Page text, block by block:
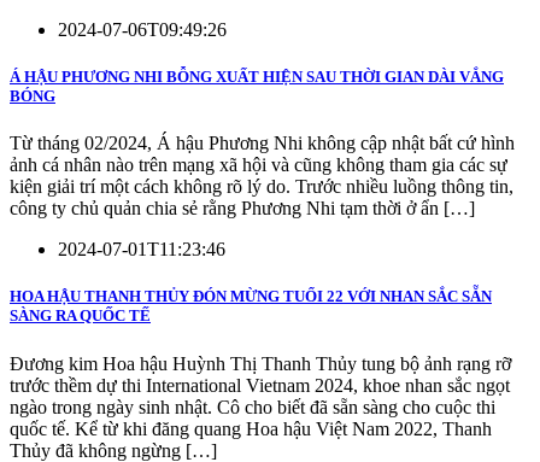
2024-07-06T09:49:26
Á HẬU PHƯƠNG NHI BỖNG XUẤT HIỆN SAU THỜI GIAN DÀI VẮNG
BÓNG
Từ tháng 02/2024, Á hậu Phương Nhi không cập nhật bất cứ hình
ảnh cá nhân nào trên mạng xã hội và cũng không tham gia các sự
kiện giải trí một cách không rõ lý do. Trước nhiều luồng thông tin,
công ty chủ quản chia sẻ rằng Phương Nhi tạm thời ở ẩn […]
2024-07-01T11:23:46
HOA HẬU THANH THỦY ĐÓN MỪNG TUỔI 22 VỚI NHAN SẮC SẴN
SÀNG RA QUỐC TẾ
Đương kim Hoa hậu Huỳnh Thị Thanh Thủy tung bộ ảnh rạng rỡ
trước thềm dự thi International Vietnam 2024, khoe nhan sắc ngọt
ngào trong ngày sinh nhật. Cô cho biết đã sẵn sàng cho cuộc thi
quốc tế. Kể từ khi đăng quang Hoa hậu Việt Nam 2022, Thanh
Thủy đã không ngừng […]